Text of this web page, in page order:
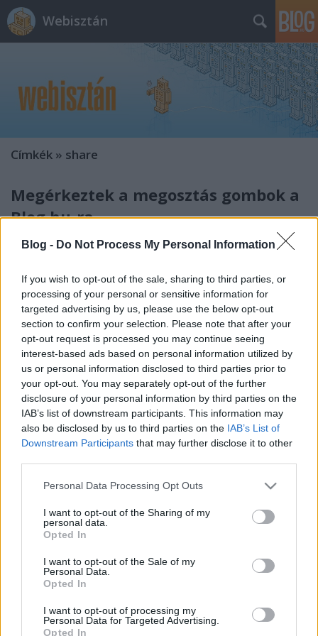
Blog - Do Not Process My Personal Information
If you wish to opt-out of the sale, sharing to third parties, or
processing of your personal or sensitive information for
targeted advertising by us, please use the below opt-out
section to confirm your selection. Please note that after your
opt-out request is processed you may continue seeing
interest-based ads based on personal information utilized by
us or personal information disclosed to third parties prior to
your opt-out. You may separately opt-out of the further
disclosure of your personal information by third parties on the
IAB’s list of downstream participants. This information may
also be disclosed by us to third parties on the IAB’s List of
Downstream Participants that may further disclose it to other
Please note that this website/app uses one or more Google
not limited to your visit or usage behaviour. You may click to
grant or deny consent to Google and its third-party tags to
use your data for below specified purposes in below Google
consent section.
Personal Data Processing Opt Outs
I want to opt-out of the Sharing of my
personal data.
Opted In
I want to opt-out of the Sale of my
Personal Data.
Opted In
I want to opt-out of processing my
Personal Data for Targeted Advertising.
Opted In
Webisztán
Címkék » share
Megérkeztek a megosztás gombok a
Blog.hu-ra
hírbehozó •2010. július 23.
Bizonyára vannak, akik emlékeznek mér arra, hogy
tavaly szeptemberben végre az Indexre is kikerültek
az addthis-es megosztási funkciók, a cikkek alá. Ám
ugyanazzal a lendülettel - néhány nappal később - le
is kerültek onnan.Állítólag azért, mert az Index saját
megosztási…
Tartalommegosztás: avagy mikor és
hol nyomjunk a share gombra
hírbehozó • 2009. október 20.
a linkmegosztogatásokkal. Vegyük sorra, mi mire jó.
Google Reader. A Google feedolvasója kifejezetten
arra van, hogy az ember kiloszámra olvasson
híreket. Turkáljon, csemegézzen, másodpercenként
Linkmegosztás az iWiW-en
hírbehozó•2009. október 12.